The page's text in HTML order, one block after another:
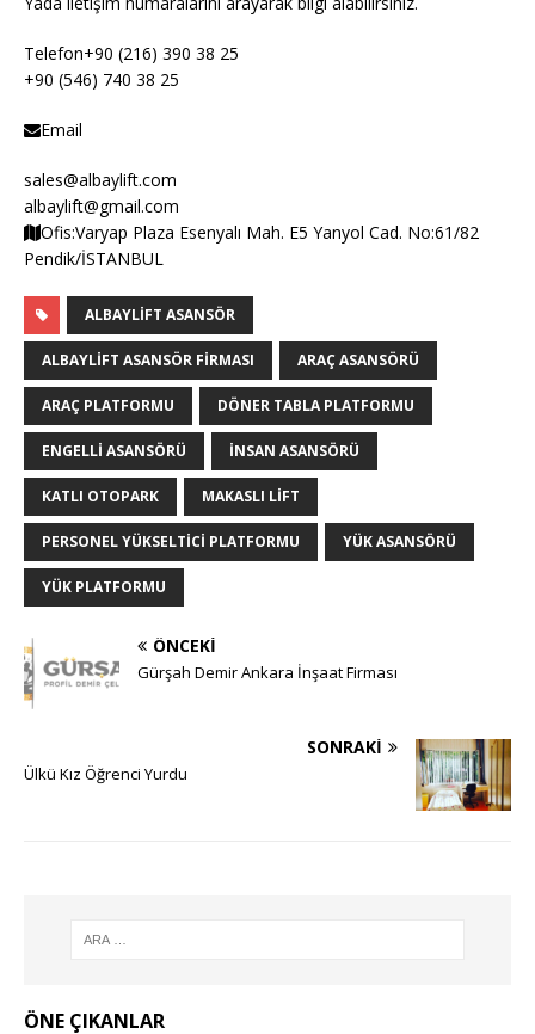
Telefon+90 (216) 390 38 25
+90 (546) 740 38 25
Email
sales@albaylift.com
albaylift@gmail.com
Ofis:Varyap Plaza Esenyalı Mah. E5 Yanyol Cad. No:61/82
Pendik/İSTANBUL
ALBAYLIFT ASANSÖR
ALBAYLIFT ASANSÖR FIRMASI ARAÇ ASANSÖRÜ
ARAÇ PLATFORMU DÖNER TABLA PLATFORMU
ENGELLI ASANSÖRÜ INSAN ASANSÖRÜ
KATLI OTOPARK MAKASLI LIFT
PERSONEL YÜKSELTICI PLATFORMU YÜK ASANSÖRÜ
YÜK PLATFORMU
ÖNCEKI
Gürşah Demir Ankara İnşaat Firması
SONRAKI
Ülkü Kız Öğrenci Yurdu
ÖNE ÇIKANLAR